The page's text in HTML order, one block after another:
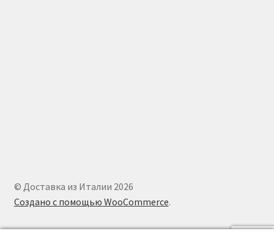
© Доставка из Италии 2026
Создано с помощью WooCommerce.